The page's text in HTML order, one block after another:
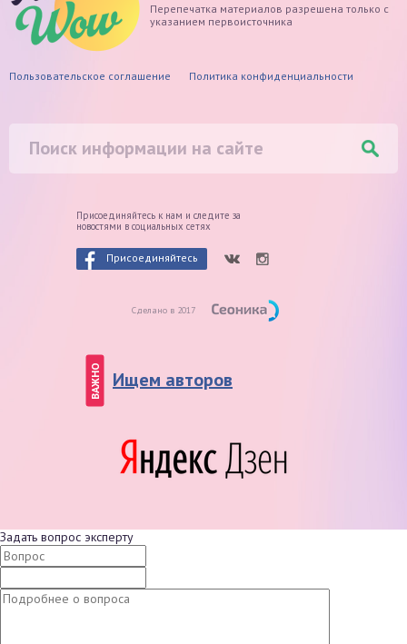
Перепечатка материалов разрешена только с
указанием первоисточника
Пользовательское соглашение Политика конфиденциальности
Присоединяйтесь к нам и следите за
новостями в социальных сетях
Присоединяйтесь
Сделано в 2017
ВАЖНО Ищем авторов
Задать вопрос эксперту